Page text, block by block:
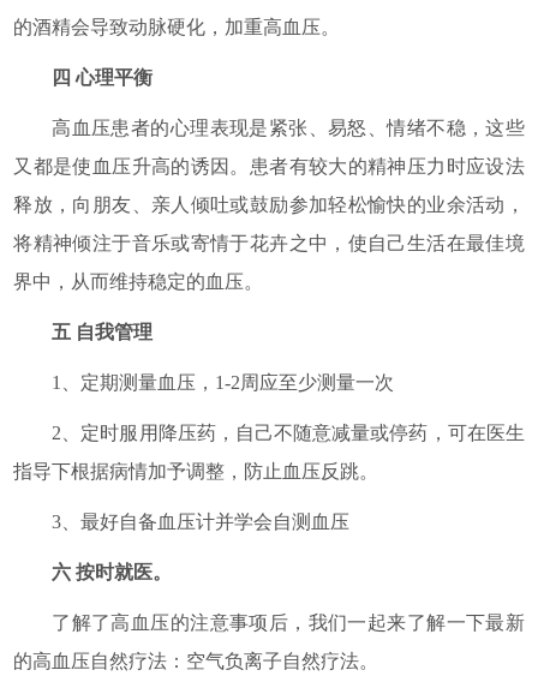
的酒精会导致动脉硬化，加重高血压。
四 心理平衡
高血压患者的心理表现是紧张、易怒、情绪不稳，这些
又都是使血压升高的诱因。患者有较大的精神压力时应设法
释放，向朋友、亲人倾吐或鼓励参加轻松愉快的业余活动，
将精神倾注于音乐或寄情于花卉之中，使自己生活在最佳境
界中，从而维持稳定的血压。
五 自我管理
1、定期测量血压，1-2周应至少测量一次
2、定时服用降压药，自己不随意减量或停药，可在医生
指导下根据病情加予调整，防止血压反跳。
3、最好自备血压计并学会自测血压
六 按时就医。
了解了高血压的注意事项后，我们一起来了解一下最新
的高血压自然疗法：空气负离子自然疗法。